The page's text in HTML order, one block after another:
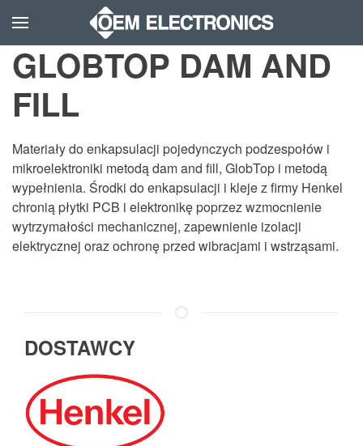
Skip to main content
GLOBTOP DAM AND
FILL
Materiały do enkapsulacji pojedynczych podzespołów i
mikroelektroniki metodą dam and fill, GlobTop i metodą
wypełnienia. Środki do enkapsulacji i kleje z firmy Henkel
chronią płytki PCB i elektronikę poprzez wzmocnienie
wytrzymałości mechanicznej, zapewnienie izolacji
elektrycznej oraz ochronę przed wibracjami i wstrząsami.​
DOSTAWCY